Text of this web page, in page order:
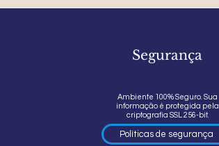
Segurança
Ambiente 100% Seguro. Sua
informação é protegida pela
criptografia SSL 256-bit.
Políticas de segurança